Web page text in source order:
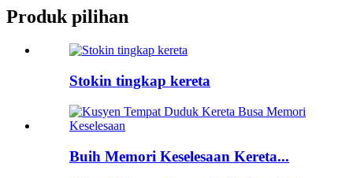
Produk pilihan
Stokin tingkap kereta
Buih Memori Keselesaan Kereta...